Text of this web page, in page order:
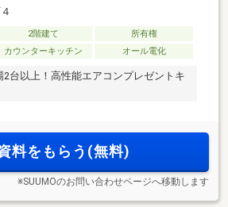
2階建て
所有権
カウンターキッチン オール電化
台以上！高性能エアコンプレゼントキ
料をもらう(無料)
※SUUMOのお問い合わせページへ移動します